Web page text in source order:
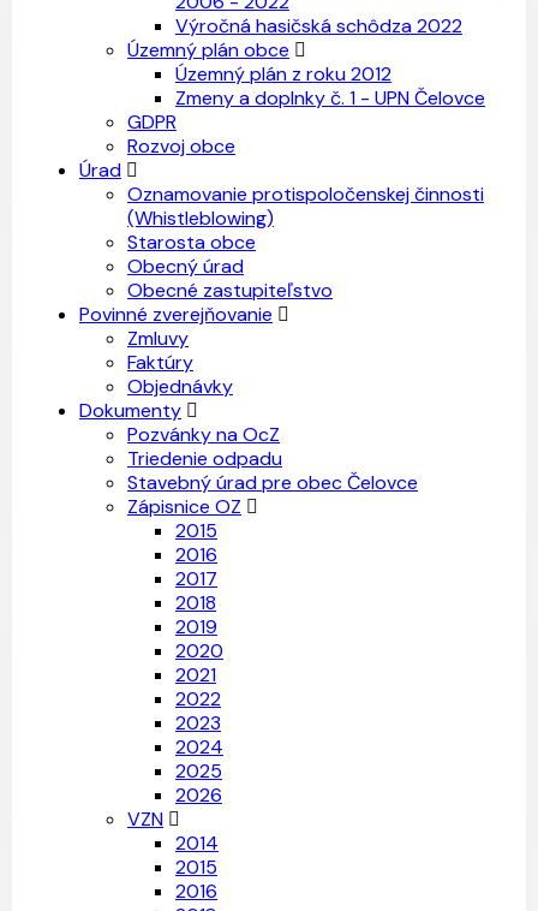
Výročná hasičská schôdza 2022
Územný plán obce
Územný plán z roku 2012
Zmeny a doplnky č. 1 - UPN Čelovce
GDPR
Rozvoj obce
Úrad
Oznamovanie protispoločenskej činnosti
(Whistleblowing)
Starosta obce
Obecný úrad
Obecné zastupiteľstvo
Povinné zverejňovanie
Zmluvy
Faktúry
Objednávky
Dokumenty
Pozvánky na OcZ
Triedenie odpadu
Stavebný úrad pre obec Čelovce
Zápisnice OZ
2015
2016
2017
2018
2019
2020
2021
2022
2023
2024
2025
2026
VZN
2014
2015
2016